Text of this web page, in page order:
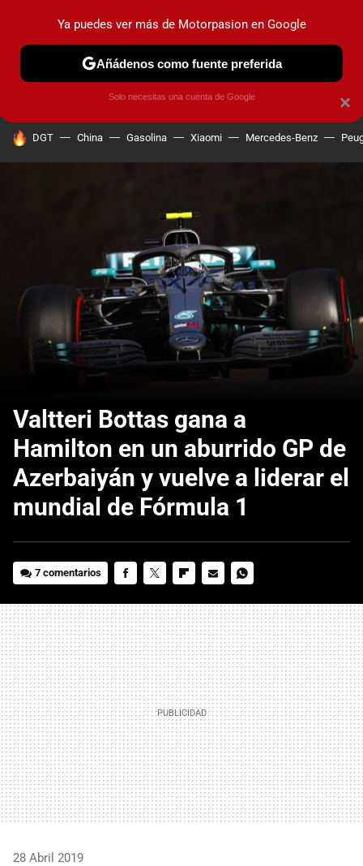
PRUEBAS COCHES ELÉCTRICOS OBSERVATORIO
HOY SE HABLA DE
DGT China Gasolina Xiaomi Mercedes-Benz
Valtteri Bottas gana a
Hamilton en un aburrido GP de
Azerbaiyán y vuelve a liderar el
mundial de Fórmula 1
7 comentarios
MAIL
28 Abril 2019
×
Ya puedes ver más de Motorpasion en Google
Añádenos como fuente preferida
Solo necesitas una cuenta de Google